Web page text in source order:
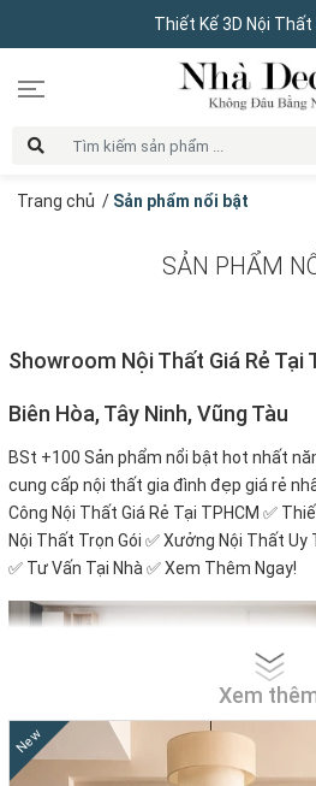
Thiết Kế 3D Nội Thất
Trang chủ / Sản phẩm nổi bật
SẢN PHẨM
Showroom Nội Thất Giá Rẻ Tại
Biên Hòa, Tây Ninh, Vũng Tàu
BSt +100 Sản phẩm nổi bật hot nhất
cung cấp nội thất gia đình đẹp giá rẻ
Công Nội Thất Giá Rẻ Tại TPHCM ✅
Nội Thất Trọn Gói ✅ Xưởng Nội Thất Uy
✅ Tư Vấn Tại Nhà ✅ Xem Thêm Ngay!
Xem
New